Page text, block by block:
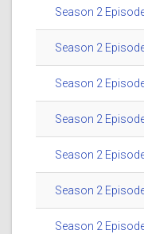
Season 2
Season 2
Season 2
Season 2
Season 2
Season 2
Season 2